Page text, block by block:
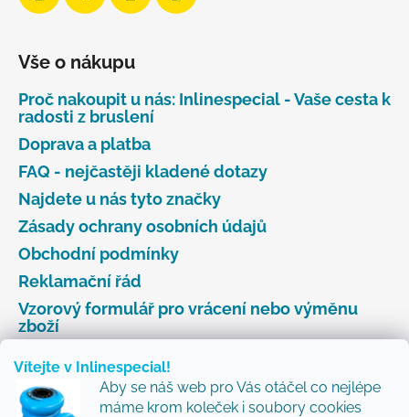
Vítejte v Inlinespecial!
Aby se náš web pro Vás otáčel co nejlépe
máme krom koleček i soubory cookies
Vše o nákupu
Proč nakoupit u nás: Inlinespecial - Vaše cesta k
radosti z bruslení
Doprava a platba
FAQ - nejčastěji kladené dotazy
Najdete u nás tyto značky
Zásady ochrany osobních údajů
Obchodní podmínky
Reklamační řád
Vzorový formulář pro vrácení nebo výměnu
zboží
Odebírat newsletter